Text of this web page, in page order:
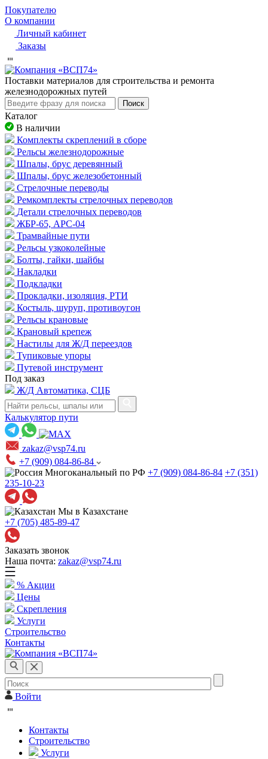
Покупателю
О компании
Личный кабинет
Заказы
Пocтaвки мaтepиaлoв для cтpoитeльcтвa и peмoнтa
жeлeзнoдopoжныx путeй
Поиск
Каталог
В наличии
Комплекты скреплений в сборе
Рельсы железнодорожные
Шпалы, брус деревянный
Шпалы, брус железобетонный
Стрелочные переводы
Ремкомплекты стрелочных переводов
Детали стрелочных переводов
ЖБР-65, АРС-04
Трамвайные пути
Рельсы узкоколейные
Болты, гайки, шайбы
Накладки
Подкладки
Прокладки, изоляция, РТИ
Костыль, шуруп, противоугон
Рельсы крановые
Крановый крепеж
Настилы для Ж/Д переездов
Тупиковые упоры
Путевой инструмент
Под заказ
Ж/Д Автоматика, СЦБ
Калькулятор пути
zakaz@vsp74.ru
+7 (909) 084-86-84
Многоканальный по РФ +7 (909) 084-86-84 +7 (351)
235-10-23
Мы в Казахстане
+7 (705) 485-89-47
Заказать звонок
Наша почта: zakaz@vsp74.ru
% Акции
Цены
Скрепления
Услуги
Строительство
Контакты
Войти
Контакты
Строительство
Услуги